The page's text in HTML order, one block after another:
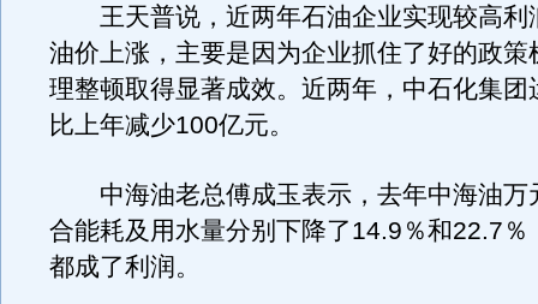
王天普说，近两年石油企业实现较高利
油价上涨，主要是因为企业抓住了好的政策
理整顿取得显著成效。近两年，中石化集团
比上年减少100亿元。
中海油老总傅成玉表示，去年中海油万
合能耗及用水量分别下降了14.9％和22.7％
都成了利润。